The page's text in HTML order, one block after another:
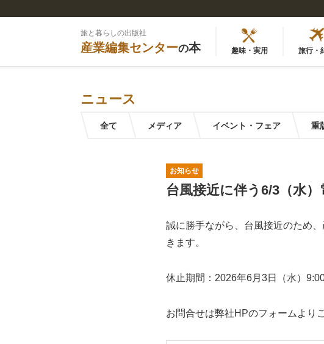
旅と暮らしの出版社
産業編集センターの本 趣味・実用 旅行・
ニュース
全て メディア イベント・フェア 重
お知らせ
台風接近に伴う6/3（水
誠に勝手ながら、台風接近のため
きます。
休止期間：2026年6月3日（水）
お問合せは弊社HPのフォームより